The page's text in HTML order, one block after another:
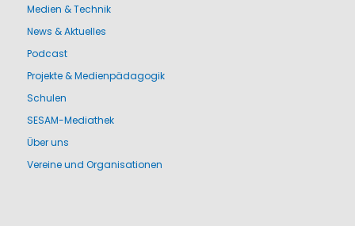
Medien & Technik
News & Aktuelles
Podcast
Projekte & Medienpädagogik
Schulen
SESAM-Mediathek
Über uns
Vereine und Organisationen